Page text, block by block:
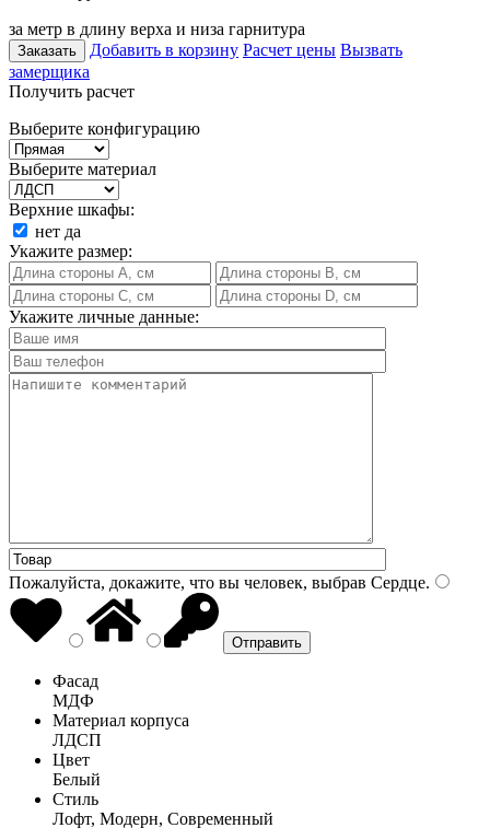
за метр в длину верха и низа гарнитура
Заказать Добавить в корзину Расчет цены Вызвать
замерщика
Получить расчет
Выберите конфигурацию
Выберите материал
Верхние шкафы:
нет да
Укажите размер:
Укажите личные данные:
Пожалуйста, докажите, что вы человек, выбрав Сердце.
Фасад
МДФ
Материал корпуса
ЛДСП
Цвет
Белый
Стиль
Лофт, Модерн, Современный